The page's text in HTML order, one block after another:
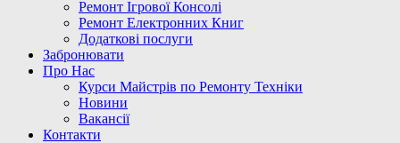
Ремонт Ігрової Консолі
Ремонт Електронних Книг
Додаткові послуги
Забронювати
Про Нас
Курси Майстрів по Ремонту Техніки
Новини
Вакансії
Контакти